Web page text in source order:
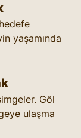
yaşamında
Göl
ulaşma